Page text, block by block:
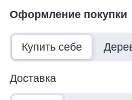
Оформление покупки
Купить себе
Доставка